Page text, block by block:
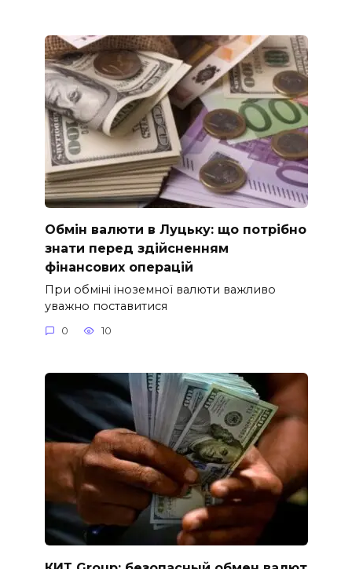
Обмін валюти в Луцьку: що потрібно
знати перед здійсненням
фінансових операцій
При обміні іноземної валюти важливо
уважно поставитися
0 10